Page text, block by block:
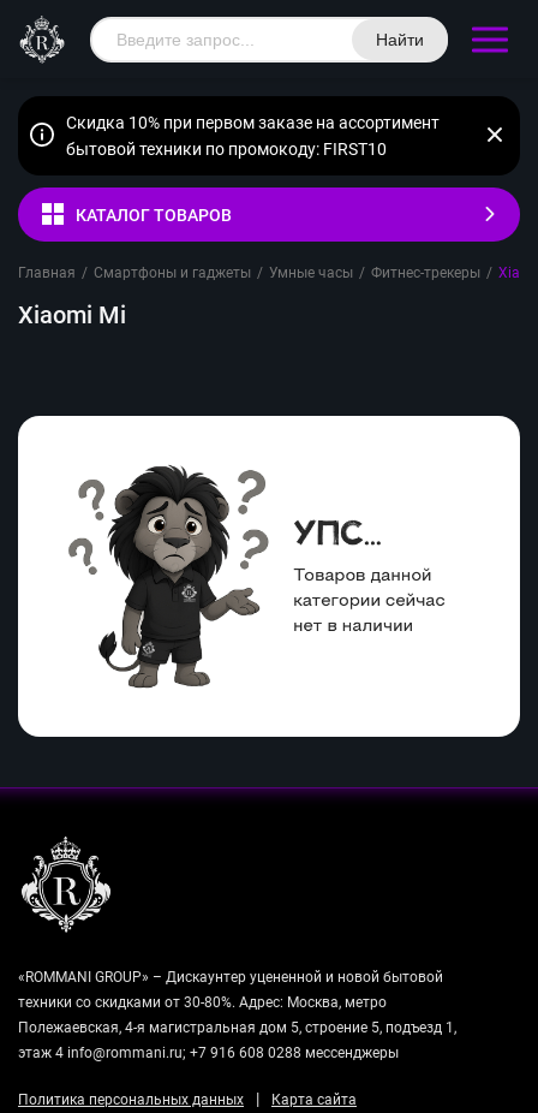
Найти
Скидка 10% при первом заказе на ассортимент
бытовой техники по промокоду: FIRST10
КАТАЛОГ ТОВАРОВ
Главная / Смартфоны и гаджеты / Умные часы / Фитнес-трекеры /
Xiaomi Mi
«ROMMANI GROUP» – Дискаунтер уцененной и новой бытовой
техники со скидками от 30-80%. Адрес: Москва, метро
Полежаевская, 4-я магистральная дом 5, строение 5, подъезд 1,
этаж 4 info@rommani.ru; +7 916 608 0288 мессенджеры
Политика персональных данных | Карта сайта